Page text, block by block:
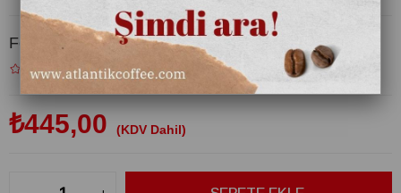
Fo Çilek Püre 1000 gr
₺445,00 (KDV Dahil)